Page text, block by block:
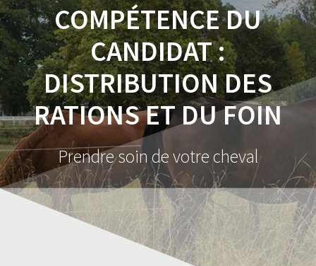
COMPÉTENCE DU
CANDIDAT :
DISTRIBUTION DES
RATIONS ET DU FOIN
Prendre soin de votre cheval